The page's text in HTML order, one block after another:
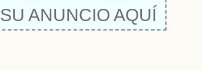
SU ANUNCIO AQUÍ